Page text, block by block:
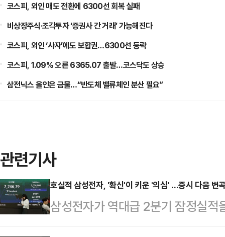
코스피, 외인 매도 전환에 6300선 회복 실패
비상장주식·조각투자 ‘증권사 간 거래’ 가능해진다
코스피, 외인 ‘사자’에도 보합권…6300선 등락
코스피, 1.09% 오른 6365.07 출발…코스닥도 상승
삼전닉스 올인은 금물…“반도체 밸류체인 분산 필요”
관련기사
호실적 삼성전자, '확신'이 키운 '의심' …증시 다음 변
삼성전자가 역대급 2분기 잠정실
코스피도 부진한 흐름을 거듭하고